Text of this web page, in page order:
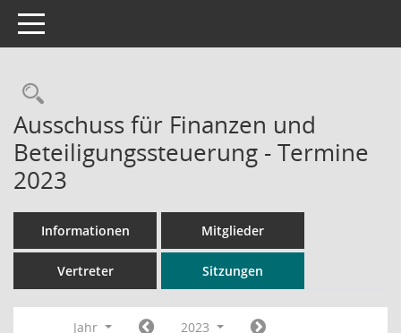
Toggle navigation
Rechercheauswahl
Ausschuss für Finanzen und
Beteiligungssteuerung - Termine
2023
Informationen Mitglieder
Vertreter Sitzungen
Jahr
2023